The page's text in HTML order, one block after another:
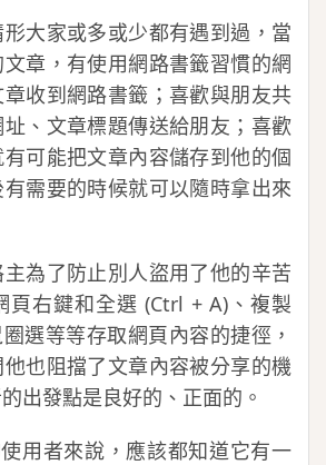
大家或多或少都有遇到過，當
章，有使用網路書籤習慣的網
收到網路書籤；喜歡與朋友共
、文章標題傳送給朋友；喜歡
可能把文章內容儲存到他的個
需要的時候就可以隨時拿出來
為了防止別人盜用了他的辛苦
頁右鍵和全選 (Ctrl + A)、複製
選等等存取網頁內容的捷徑，
也阻擋了文章內容被分享的機
出發點是良好的、正面的。
用者來說，應該都知道它有一